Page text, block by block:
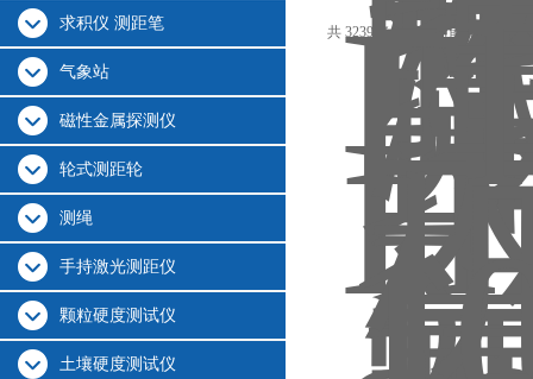
求积仪 测距笔
气象站
磁性金属探测仪
轮式测距轮
测绳
手持激光测距仪
颗粒硬度测试仪
土壤硬度测试仪
舰80kg载重9分钟
共 3239 条记录，当前 45 / 155